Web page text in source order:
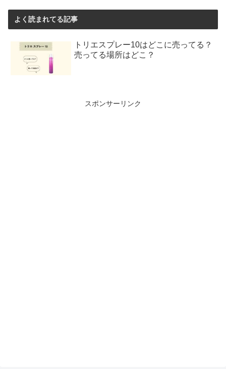
よく読まれてる記事
トリエスプレー10はどこに売ってる？
売ってる場所はどこ？
スポンサーリンク